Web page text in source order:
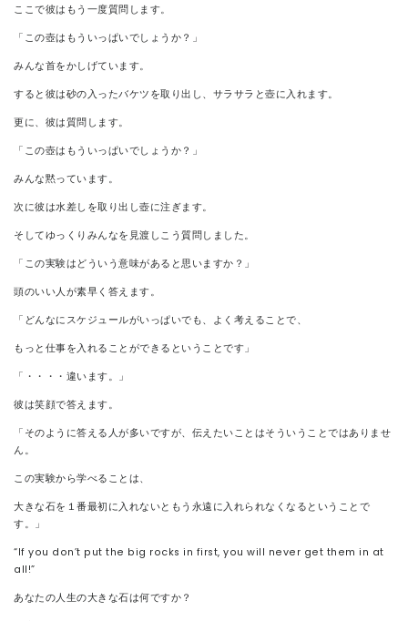
ここで彼はもう一度質問します。
「この壺はもういっぱいでしょうか？」
みんな首をかしげています。
すると彼は砂の入ったバケツを取り出し、サラサラと壺に入れます。
更に、彼は質問します。
「この壺はもういっぱいでしょうか？」
みんな黙っています。
次に彼は水差しを取り出し壺に注ぎます。
そしてゆっくりみんなを見渡しこう質問しました。
「この実験はどういう意味があると思いますか？」
頭のいい人が素早く答えます。
「どんなにスケジュールがいっぱいでも、よく考えることで、
もっと仕事を入れることができるということです」
「・・・・違います。」
彼は笑顔で答えます。
「そのように答える人が多いですが、伝えたいことはそういうことではありませ
ん。
この実験から学べることは、
大きな石を１番最初に入れないともう永遠に入れられなくなるということで
す。」
“If you don’t put the big rocks in first, you will never get them in at
all!”
あなたの人生の大きな石は何ですか？